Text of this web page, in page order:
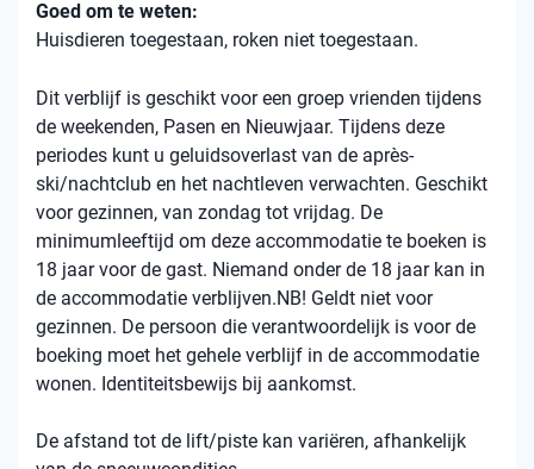
Goed om te weten:
Huisdieren toegestaan, roken niet toegestaan.
Dit verblijf is geschikt voor een groep vrienden tijdens
de weekenden, Pasen en Nieuwjaar. Tijdens deze
periodes kunt u geluidsoverlast van de après-
ski/nachtclub en het nachtleven verwachten. Geschikt
voor gezinnen, van zondag tot vrijdag. De
minimumleeftijd om deze accommodatie te boeken is
18 jaar voor de gast. Niemand onder de 18 jaar kan in
de accommodatie verblijven.NB! Geldt niet voor
gezinnen. De persoon die verantwoordelijk is voor de
boeking moet het gehele verblijf in de accommodatie
wonen. Identiteitsbewijs bij aankomst.
De afstand tot de lift/piste kan variëren, afhankelijk